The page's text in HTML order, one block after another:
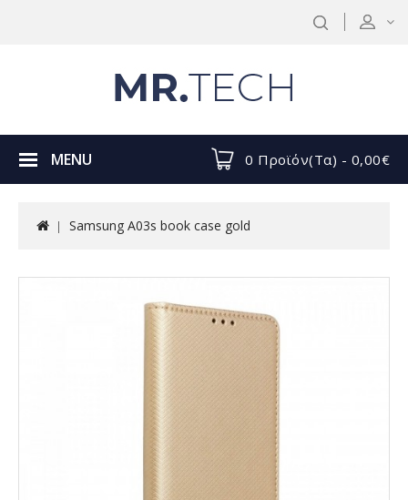
0 Προϊόν(τα) - 0,00€
MENU
Samsung A03s book case gold